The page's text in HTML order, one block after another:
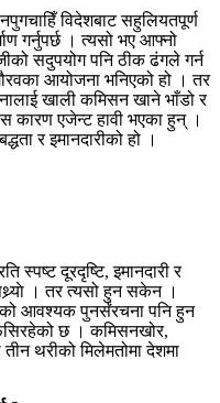
विदेशबाट सहुलियतपूर्ण
गर्नुपर्छ । त्यसो भए आफ्नो
सदुपयोग पनि ठीक ढंगले गर्न
आयोजना भनिएको हो । तर
खाली कमिसन खाने भाँडो र
कारण एजेन्ट हावी भएका हुन् ।
र इमानदारीको हो ।
स्पष्ट दूरदृष्टि, इमानदारी र
। तर त्यसो हुन सकेन ।
आवश्यक पुनर्संरचना पनि हुन
छ । कमिसनखोर,
तीन थरीको मिलेमतोमा देशमा